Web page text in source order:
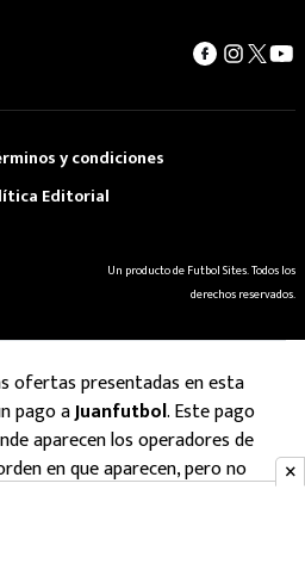
y condiciones
Editorial
Un producto de Futbol Sites. Todos los
derechos reservados.
ofertas presentadas en esta
pago aJuanfutbol. Este pago
aparecen los operadores de
en que aparecen, pero no